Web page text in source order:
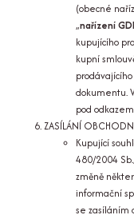
(obecné
„nařízení
kupujícího
kupní
dokumentu.
pod odkazem
ZASÍLÁNÍ
Kupující
480/2004
změně
informační
se zasíláním